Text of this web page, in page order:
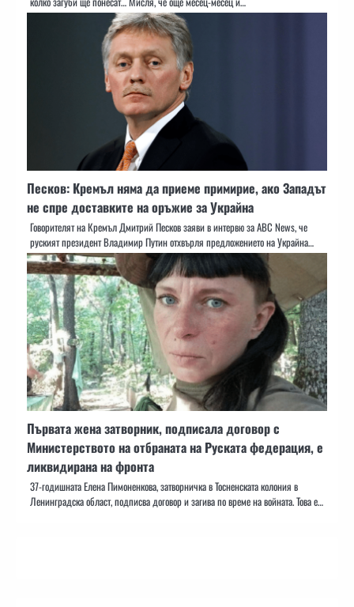
Песков: Кремъл няма да приеме примирие, ако Западът
не спре доставките на оръжие за Украйна
Говорителят на Кремъл Дмитрий Песков заяви в интервю за ABC News, че
руският президент Владимир Путин отхвърля предложението на Украйна…
Първата жена затворник, подписала договор с
Министерството на отбраната на Руската федерация, е
ликвидирана на фронта
37-годишната Елена Пимоненкова, затворничка в Тосненската колония в
Ленинградска област, подписва договор и загива по време на войната. Това е…